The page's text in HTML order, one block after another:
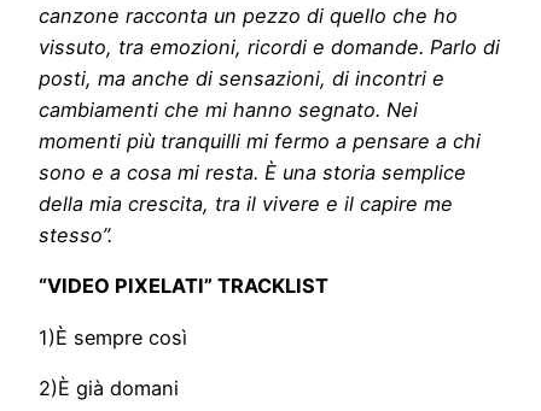
canzone racconta un pezzo di quello che ho
vissuto, tra emozioni, ricordi e domande. Parlo di
posti, ma anche di sensazioni, di incontri e
cambiamenti che mi hanno segnato. Nei
momenti più tranquilli mi fermo a pensare a chi
sono e a cosa mi resta. È una storia semplice
della mia crescita, tra il vivere e il capire me
stesso”.
“VIDEO PIXELATI” TRACKLIST
1)È sempre così
2)È già domani